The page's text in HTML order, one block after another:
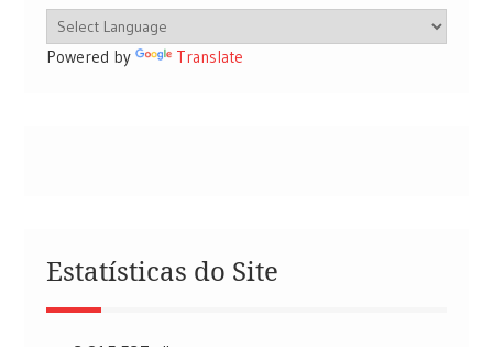
Powered by Translate
Estatísticas do Site